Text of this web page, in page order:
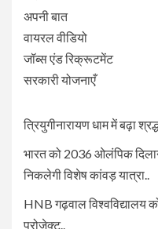
अपनी बात
वायरल वीडियो
जॉब्स एंड रिक्रूटमेंट
सरकारी योजनाएँ
त्रियुगीनारायण धाम में बढ़ा
भारत को 2036 ओलंपिक
निकलेगी विशेष कांवड़ यात्रा..
HNB गढ़वाल विश्वविद्यालय
प्रोजेक्ट..